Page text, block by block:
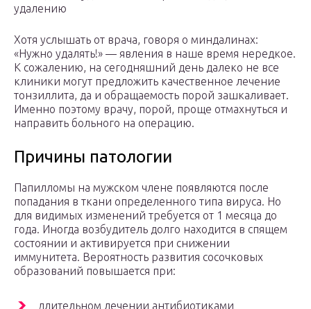
удалению
Хотя услышать от врача, говоря о миндалинах:
«Нужно удалять!» — явления в наше время нередкое.
К сожалению, на сегодняшний день далеко не все
клиники могут предложить качественное лечение
тонзиллита, да и обращаемость порой зашкаливает.
Именно поэтому врачу, порой, проще отмахнуться и
направить больного на операцию.
Причины патологии
Папилломы на мужском члене появляются после
попадания в ткани определенного типа вируса. Но
для видимых изменений требуется от 1 месяца до
года. Иногда возбудитель долго находится в спящем
состоянии и активируется при снижении
иммунитета. Вероятность развития сосочковых
образований повышается при:
длительном лечении антибиотиками